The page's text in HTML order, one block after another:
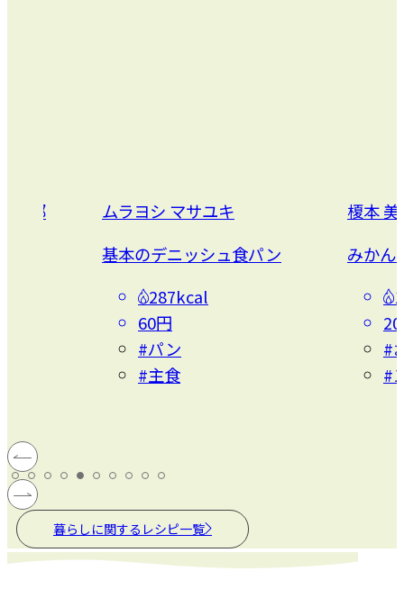
榎本 美沙
みかんのシロップ漬け
185kcal
20円
#お菓子・スイーツ
#スイーツ
榎本
簡単自
#
#
暮らしに関するレシピ一覧